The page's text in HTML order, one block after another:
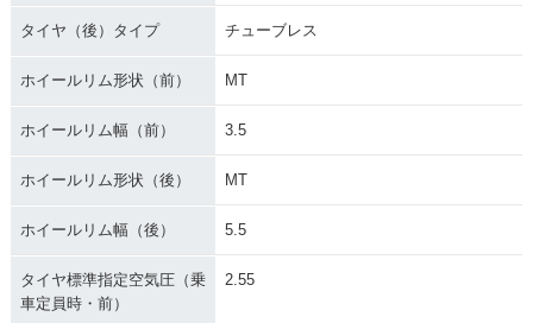
タイヤ（後）タイプ チューブレス
ホイールリム形状（前） MT
ホイールリム幅（前） 3.5
ホイールリム形状（後） MT
ホイールリム幅（後） 5.5
タイヤ標準指定空気圧（乗
車定員時・前）
2.55